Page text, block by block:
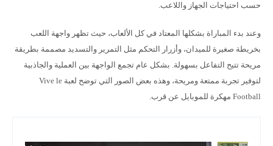
حسب احتياجات الجهاز واللاعب.
وعند بدء المباراة بشكلها المعتاد في كل الألعاب، حيث تظهر واجهة اللعب
بخريطة صغيرة للميدان، وأزرار التحكم مثل التمرير والتسديد مصممة بطريقة
مريحة تتيح التفاعل بسهولة. بشكل عام تجمع الواجهة بين العملية والجاذبية
لتوفير تجربة ممتعة ومريحة، وهذه بعض الصور التي توضح لعبة Vive le
Football مهكرة للموبايل عن قرب.